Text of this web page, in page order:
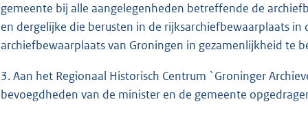
gemeente bij alle aangelegenheden betreffende de
en dergelijke die berusten in de rijksarchiefbewaarplaats
archiefbewaarplaats van Groningen in gezamenlijkheid te
3. Aan het Regionaal Historisch Centrum `Groninger
bevoegdheden van de minister en de gemeente